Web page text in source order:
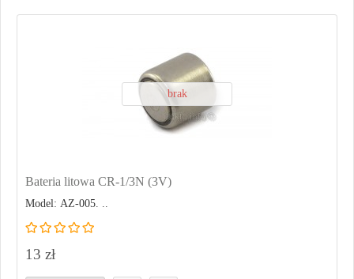
brak
Bateria litowa CR-1/3N (3V)
Model: AZ-005. ..
13 zł